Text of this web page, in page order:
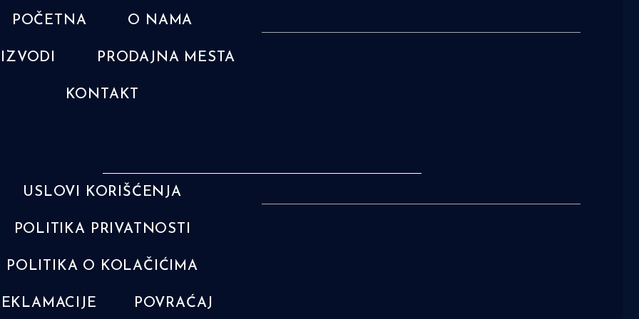
POČETNA O NAMA
PRODAJNA MESTA
KONTAKT
USLOVI KORIŠĆENJA
POLITIKA PRIVATNOSTI
POLITIKA O KOLAČIĆIMA
POVRAĆAJ